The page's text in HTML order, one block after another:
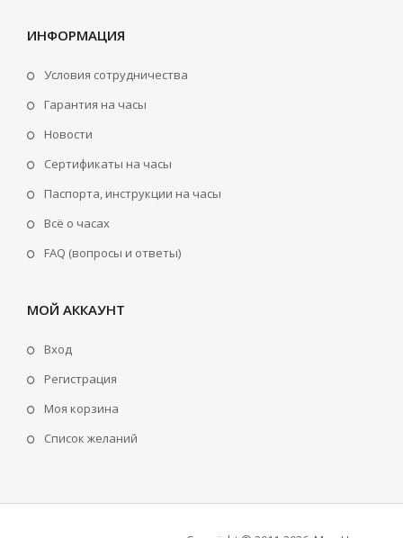
ИНФОРМАЦИЯ
Условия сотрудничества
Гарантия на часы
Новости
Сертификаты на часы
Паспорта, инструкции на часы
Всё о часах
FAQ (вопросы и ответы)
МОЙ АККАУНТ
Вход
Регистрация
Моя корзина
Cписок желаний